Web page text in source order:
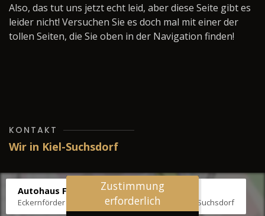
Also, das tut uns jetzt echt leid, aber diese Seite gibt es
leider nicht! Versuchen Sie es doch mal mit einer der
tollen Seiten, die Sie oben in der Navigation finden!
KONTAKT
Wir in Kiel-Suchsdorf
Autohaus Fräter
Eckernförder Str. /Klausbrooker Weg 1, 24107 Kiel-Suchsdorf
Zustimmung
erforderlich